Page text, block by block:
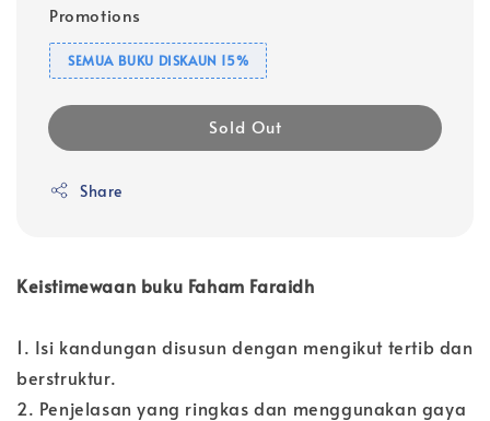
Promotions
SEMUA BUKU DISKAUN 15%
Sold Out
Share
Keistimewaan buku Faham Faraidh
1. Isi kandungan disusun dengan mengikut tertib dan
berstruktur.
2. Penjelasan yang ringkas dan menggunakan gaya